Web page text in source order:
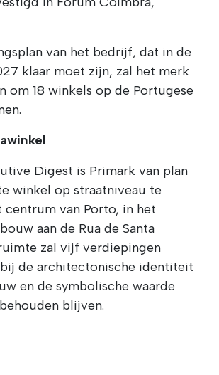
van het bedrijf, dat in de
klaar moet zijn, zal het merk
om 18 winkels op de Portugese
Digest is Primark van plan
winkel op straatniveau te
centrum van Porto, in het
aan de Rua de Santa
zal vijf verdiepingen
de architectonische identiteit
en de symbolische waarde
blijven.